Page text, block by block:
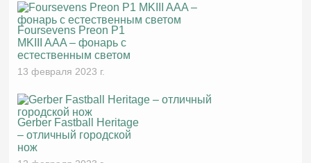
Foursevens Preon P1
MKIII AAA – фонарь с
естественным светом
13 февраля 2023 г.
Gerber Fastball Heritage
– отличный городской
нож